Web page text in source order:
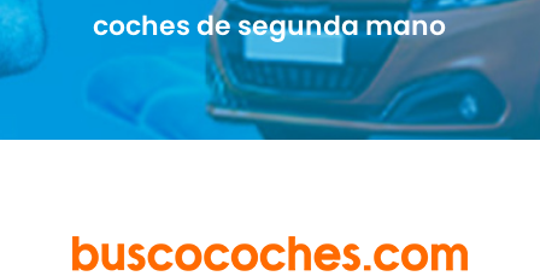
coches de segunda mano